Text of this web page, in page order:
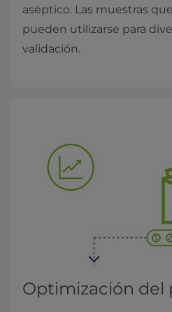
aséptico. Las muestras
pueden utilizarse para
validación.
Optimización del